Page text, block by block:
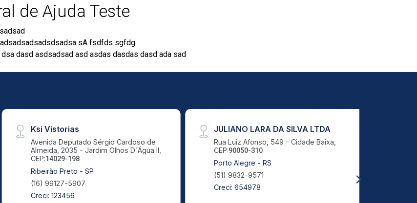
de Ajuda Teste
sA fsdfds sgfdg
dasd asdsadsad asd asdas dasdas dasd ada sad
Ksi Vistorias
Avenida Deputado Sérgio Cardoso de
Almeida, 2035 - Jardim Olhos D`Água II,
CEP:14029-198
Ribeirão Preto - SP
(16) 99127-5907
Creci: 123456
JULIANO LARA DA SILVA LTDA
Rua Luiz Afonso, 549 - Cidade Baixa,
CEP:90050-310
Porto Alegre - RS
(51) 9832-9571
Creci: 654978